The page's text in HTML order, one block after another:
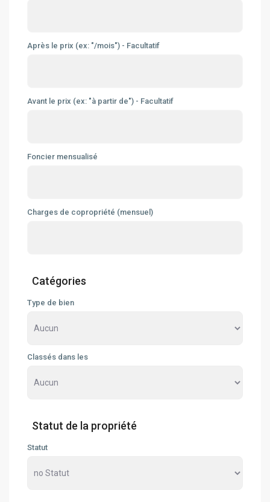
Après le prix (ex: "/mois") - Facultatif
Avant le prix (ex: "à partir de") - Facultatif
Foncier mensualisé
Charges de copropriété (mensuel)
Catégories
Type de bien
Classés dans les
Statut de la propriété
Statut